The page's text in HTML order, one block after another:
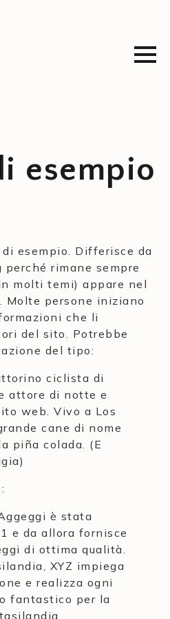
esempio
esempio. Differisce da
rimane sempre
molti temi) appare nel
Molte persone iniziano
che li
del sito. Potrebbe
del tipo:
ciclista di
attore di notte e
web. Vivo a Los
cane di nome
piña colada. (E
è stata
e da allora fornisce
di ottima qualità.
XYZ impiega
e realizza ogni
fantastico per la